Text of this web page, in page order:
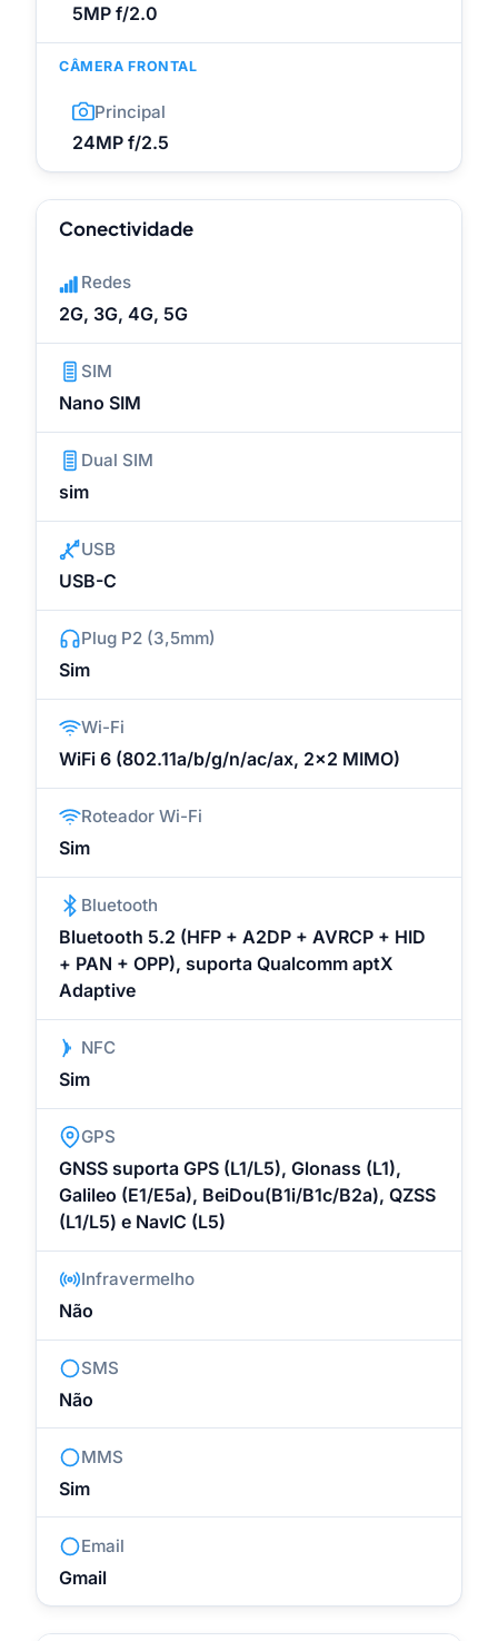
5MP f/2.0
CÂMERA FRONTAL
Principal
24MP f/2.5
Conectividade
Redes
2G, 3G, 4G, 5G
SIM
Nano SIM
Dual SIM
sim
USB
USB-C
Plug P2 (3,5mm)
Sim
Wi-Fi
WiFi 6 (802.11a/b/g/n/ac/ax, 2x2 MIMO)
Roteador Wi-Fi
Sim
Bluetooth
Bluetooth 5.2 (HFP + A2DP + AVRCP + HID
+ PAN + OPP), suporta Qualcomm aptX
Adaptive
NFC
Sim
GPS
GNSS suporta GPS (L1/L5), Glonass (L1),
Galileo (E1/E5a), BeiDou(B1i/B1c/B2a), QZSS
(L1/L5) e NavIC (L5)
Infravermelho
Não
SMS
Não
MMS
Sim
Email
Gmail